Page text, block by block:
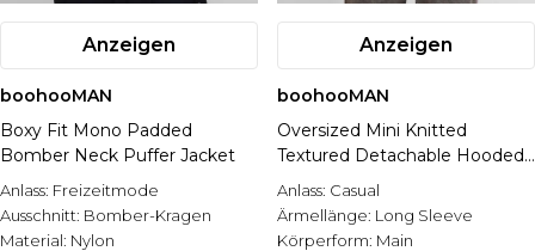
Anzeigen
boohooMAN
Boxy Fit Mono Padded
Bomber Neck Puffer Jacket
Anlass: Freizeitmode
Ausschnitt: Bomber-Kragen
Material: Nylon
Anzeigen
boohooMAN
Oversized Mini Knitted
Textured Detachable Hooded
Puffer Jacket
Anlass: Casual
Ärmellänge: Long Sleeve
Körperform: Main